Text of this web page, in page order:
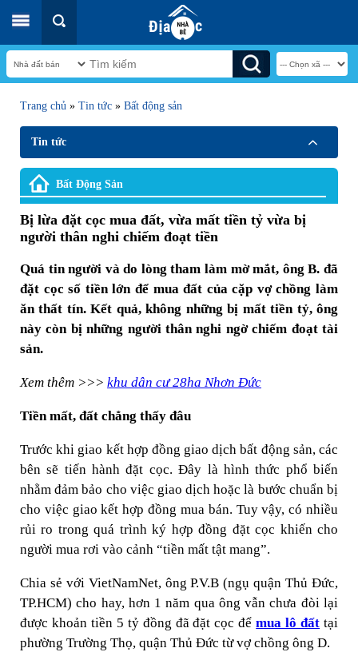
Trang chủ » Tin tức » Bất động sản
Tin tức
Bất Động Sản
Bị lừa đặt cọc mua đất, vừa mất tiền tỷ vừa bị
người thân nghi chiếm đoạt tiền
Quá tin người và do lòng tham làm mờ mắt, ông B. đã
đặt cọc số tiền lớn để mua đất của cặp vợ chồng làm
ăn thất tín. Kết quả, không những bị mất tiền tỷ, ông
này còn bị những người thân nghi ngờ chiếm đoạt tài
sản.
Xem thêm >>> khu dân cư 28ha Nhơn Đức
Tiền mất, đất chẳng thấy đâu
Trước khi giao kết hợp đồng giao dịch bất động sản, các
bên sẽ tiến hành đặt cọc. Đây là hình thức phổ biến
nhằm đảm bảo cho việc giao dịch hoặc là bước chuẩn bị
cho việc giao kết hợp đồng mua bán. Tuy vậy, có nhiều
rủi ro trong quá trình ký hợp đồng đặt cọc khiến cho
người mua rơi vào cảnh “tiền mất tật mang”.
Chia sẻ với VietNamNet, ông P.V.B (ngụ quận Thủ Đức,
TP.HCM) cho hay, hơn 1 năm qua ông vẫn chưa đòi lại
được khoản tiền 5 tỷ đồng đã đặt cọc đểmua lô đất tại
phường Trường Thọ, quận Thủ Đức từ vợ chồng ông D.